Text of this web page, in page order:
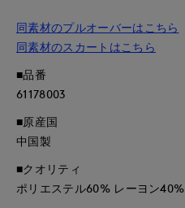
同素材のプルオーバーはこちら
同素材のスカートはこちら
■品番
61178003
■原産国
中国製
■クオリティ
ポリエステル60% レーヨン40%